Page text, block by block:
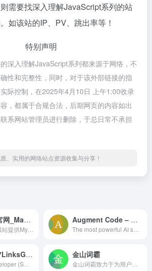
需要找深入理解JavaScript系列的站
如该站的IP、PV、跳出率等！
特别声明
深入理解JavaScript系列都来源于网络，不
性和完整性，同时，对于该外部链接的指
际控制，在2025年4月10日 上午1:00收录
，都属于合规合法，后期网页的内容如出
系网站管理员进行删除，于总日常不承担
、实用的网络站点资源收集与分享！
Better365官网_Mac截图软件_Mac长截图软件_Mac滚动截图软件_Mac压缩软件_Mac解压软件_Mac输入法_Mac新建文件_Mac切换输入法 Augment Code – AI coding platform for real software.
Home | vd7LinksGithubLinkedIn 金山词霸